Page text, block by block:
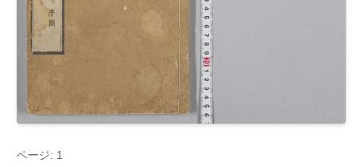
ページ: 1